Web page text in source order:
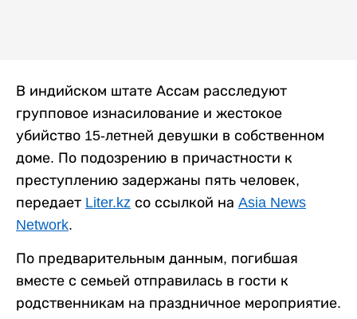
В индийском штате Ассам расследуют
групповое изнасилование и жестокое
убийство 15-летней девушки в собственном
доме. По подозрению в причастности к
преступлению задержаны пять человек,
передает Liter.kz со ссылкой на Asia News
Network.
По предварительным данным, погибшая
вместе с семьей отправилась в гости к
родственникам на праздничное мероприятие.